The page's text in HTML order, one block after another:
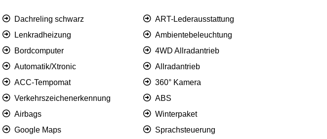
Dachreling schwarz
ART-Lederausstattung
Lenkradheizung
Ambientebeleuchtung
Bordcomputer
4WD Allradantrieb
Automatik/Xtronic
Allradantrieb
ACC-Tempomat
360° Kamera
Verkehrszeichenerkennung
ABS
Airbags
Winterpaket
Google Maps
Sprachsteuerung